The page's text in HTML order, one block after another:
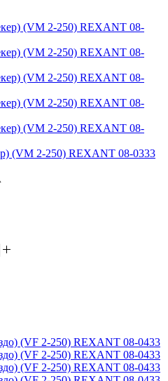
(VM 2-250) REXANT 08-0333